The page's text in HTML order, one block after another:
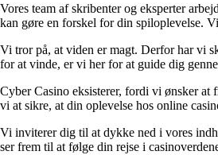
Vores team af skribenter og eksperter
kan gøre en forskel for din spiloplevelse.
Vi tror på, at viden er magt. Derfor har vi
for at vinde, er vi her for at guide dig
Cyber Casino eksisterer, fordi vi ønsker
vi at sikre, at din oplevelse hos online
Vi inviterer dig til at dykke ned i vores
ser frem til at følge din rejse i